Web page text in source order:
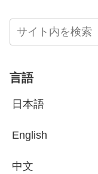
言語
日本語
English
中文